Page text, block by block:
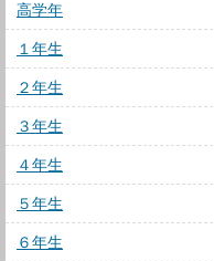
高学年
１年生
２年生
３年生
４年生
５年生
６年生